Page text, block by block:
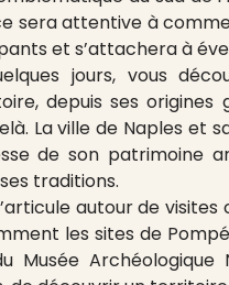
sera attentive à
et s’attachera à
jours, vous
depuis ses
La ville de Naples et
de son patrimoine
traditions.
autour de
les sites de
Musée